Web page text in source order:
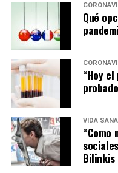
Qué
“Hoy
VIDA SANA
“Como
Bilinkis